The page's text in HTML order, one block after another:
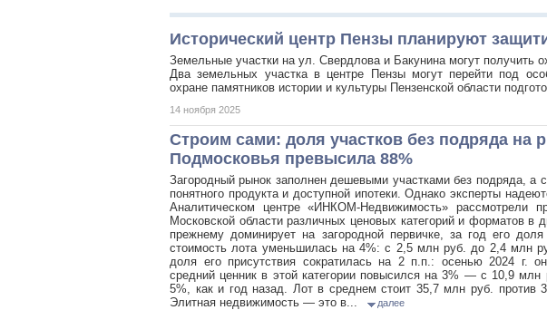
Исторический центр Пензы планируют
Земельные участки на ул. Свердлова и Бакунина могут получить
Два земельных участка в центре Пензы могут перейти под
охране памятников истории и культуры Пензенской области
14 ноября 2025
Строим сами: доля участков без подряда на
Подмосковья превысила 88%
Загородный рынок заполнен дешевыми участками без подряда, а
понятного продукта и доступной ипотеки. Однако эксперты
Аналитическом центре «ИНКОМ-Недвижимость» рассмотрели
Московской области различных ценовых категорий и форматов
прежнему доминирует на загородной первичке, за год его
стоимость лота уменьшилась на 4%: с 2,5 млн руб. до 2,4 млн
доля его присутствия сократилась на 2 п.п.: осенью 2024 г.
средний ценник в этой категории повысился на 3% — с 10,9
5%, как и год назад. Лот в среднем стоит 35,7 млн руб.
Элитная недвижимость — это в...
далее